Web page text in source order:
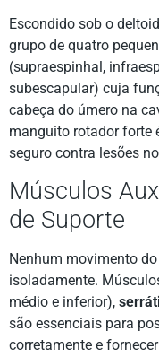
Escondido sob o
grupo de quatro
(supraespinhal,
subescapular) cuja
cabeça do úmero na
manguito rotador forte
seguro contra lesões
Músculos
de Suporte
Nenhum movimento
isoladamente.
médio e inferior),
são essenciais para
corretamente e